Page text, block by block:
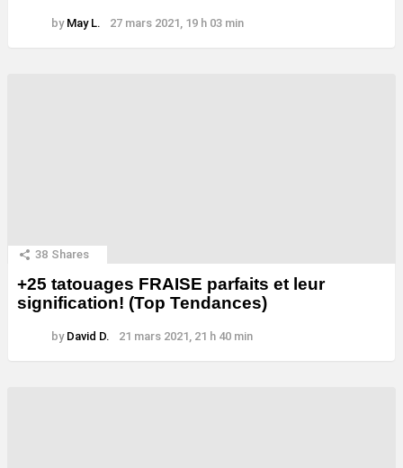
by May L. 27 mars 2021, 19 h 03 min
38 Shares
+25 tatouages ​​FRAISE parfaits et leur
signification! (Top Tendances)
by David D. 21 mars 2021, 21 h 40 min